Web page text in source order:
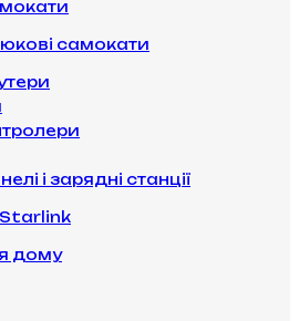
самокати
і зарядні станції
Starlink
дому